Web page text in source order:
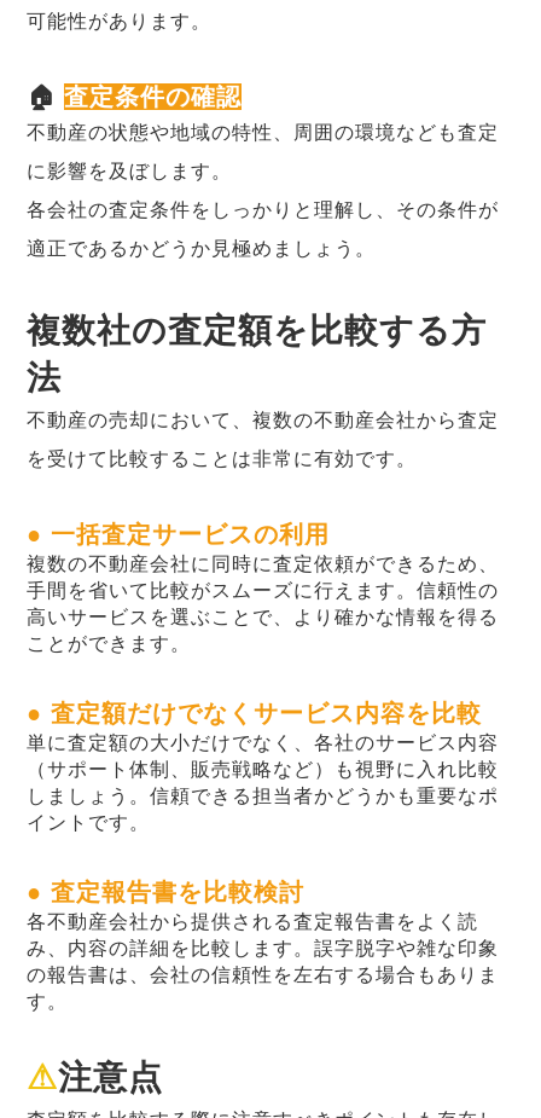
可能性があります。
🏠査定条件の確認
不動産の状態や地域の特性、周囲の環境なども査定
に影響を及ぼします。
各会社の査定条件をしっかりと理解し、その条件が
適正であるかどうか見極めましょう。
複数社の査定額を比較する方
法
不動産の売却において、複数の不動産会社から査定
を受けて比較することは非常に有効です。
● 一括査定サービスの利用
複数の不動産会社に同時に査定依頼ができるため、
手間を省いて比較がスムーズに行えます。信頼性の
高いサービスを選ぶことで、より確かな情報を得る
ことができます。
● 査定額だけでなくサービス内容を比較
単に査定額の大小だけでなく、各社のサービス内容
（サポート体制、販売戦略など）も視野に入れ比較
しましょう。信頼できる担当者かどうかも重要なポ
イントです。
● 査定報告書を比較検討
各不動産会社から提供される査定報告書をよく読
み、内容の詳細を比較します。誤字脱字や雑な印象
の報告書は、会社の信頼性を左右する場合もありま
す。
⚠注意点